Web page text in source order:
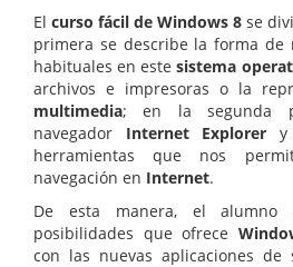
El curso fácil de Windows 8 se
primera se describe la forma de
habituales en estesistema
archivos e impresoras o la
multimedia; en la segunda
navegador Internet Explorer y
herramientas que nos
navegación en Internet.
De esta manera, el alumno
posibilidades que ofrece
con las nuevas aplicaciones de